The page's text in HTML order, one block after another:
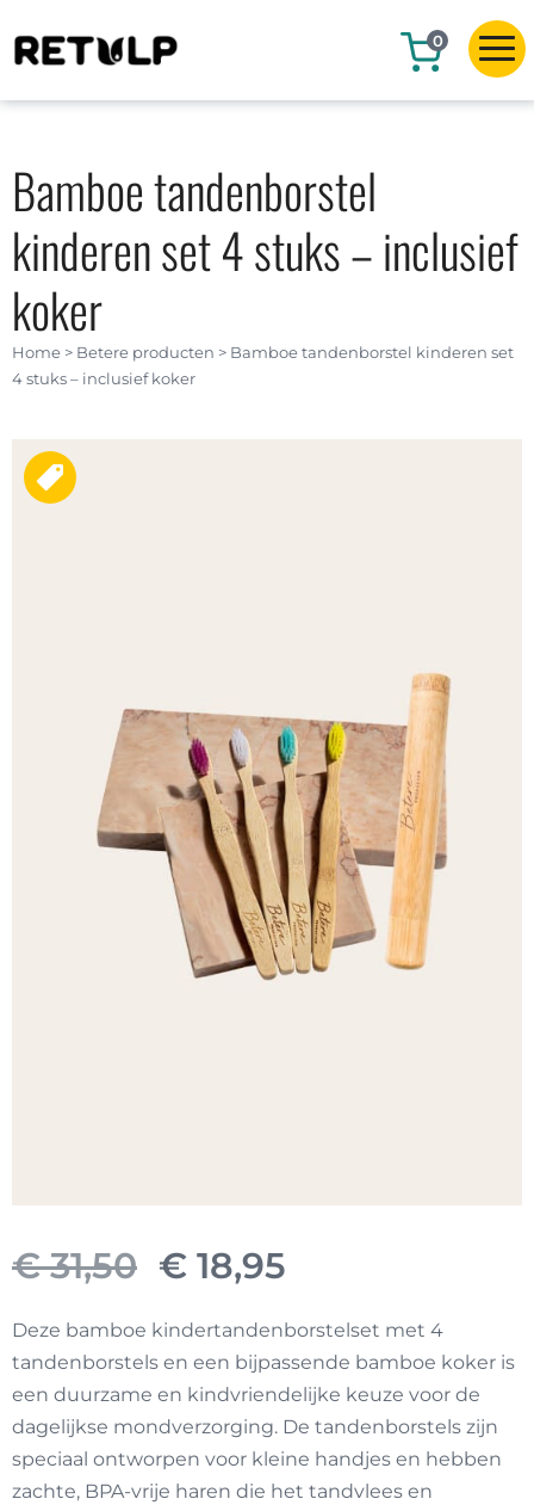
0
Home > Betere producten > Bamboe tandenborstel kinderen set
4 stuks – inclusief koker
Bamboe tandenborstel
kinderen set 4 stuks – inclusief
koker
€31,50 Oorspronkelijke
prijs
was:
€ 31,50.
€ 18,95
prijs
is:
€ 18,95.
Deze bamboe kindertandenborstelset met 4
tandenborstels en een bijpassende bamboe koker is
een duurzame en kindvriendelijke keuze voor de
dagelijkse mondverzorging. De tandenborstels zijn
speciaal ontworpen voor kleine handjes en hebben
zachte, BPA-vrije haren die het tandvlees en